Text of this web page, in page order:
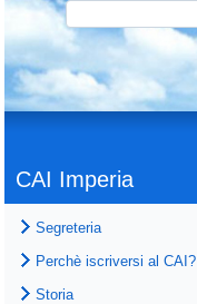
CAI Imperia
Segreteria
Perchè iscriversi al CAI?
Storia